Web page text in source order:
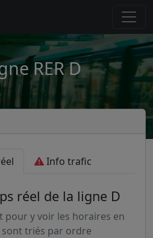
RER D
Info trafic
réel de la ligne D
pour y voir les horaires en
triés par ordre